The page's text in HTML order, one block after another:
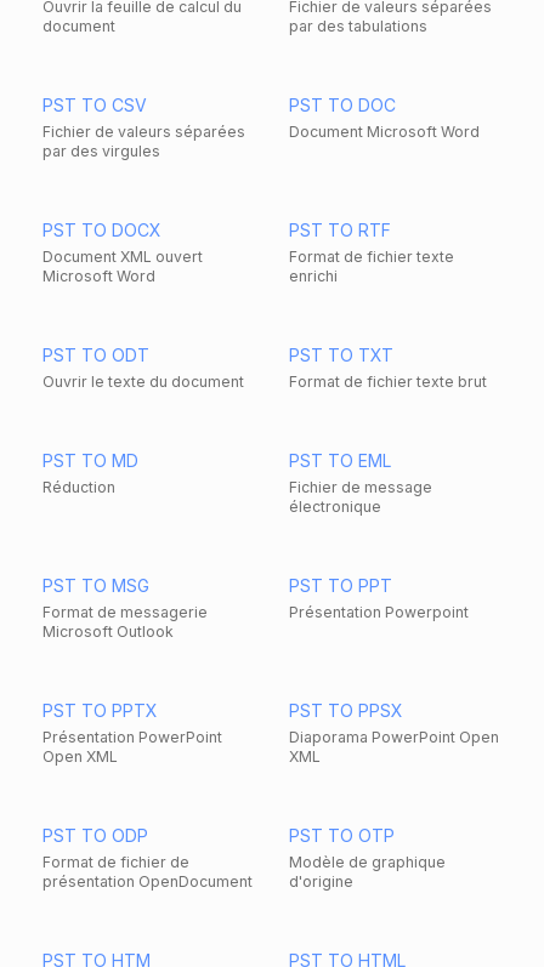
Ouvrir la feuille de calcul du
document
Fichier de valeurs séparées
par des tabulations
PST TO CSV
Fichier de valeurs séparées
par des virgules
PST TO DOC
Document Microsoft Word
PST TO DOCX
Document XML ouvert
Microsoft Word
PST TO RTF
Format de fichier texte
enrichi
PST TO ODT
Ouvrir le texte du document
PST TO TXT
Format de fichier texte brut
PST TO MD
Réduction
PST TO EML
Fichier de message
électronique
PST TO MSG
Format de messagerie
Microsoft Outlook
PST TO PPT
Présentation Powerpoint
PST TO PPTX
Présentation PowerPoint
Open XML
PST TO PPSX
Diaporama PowerPoint Open
XML
PST TO ODP
Format de fichier de
présentation OpenDocument
PST TO OTP
Modèle de graphique
d'origine
PST TO HTM PST TO HTML